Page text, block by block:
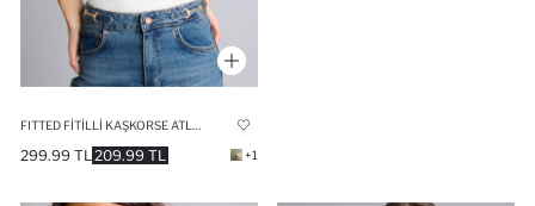
209.99 TL
299.99 TL +1